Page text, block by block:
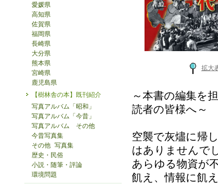
愛媛県
高知県
佐賀県
福岡県
長崎県
大分県
熊本県
宮崎県
鹿児島県
【樹林舎の本】既刊紹介
写真アルバム「昭和」
写真アルバム「今昔」
写真アルバム その他
今昔写真集
その他 写真集
歴史・民俗
小説・随筆・評論
環境問題
拡大
～本書の編集を
読者の皆様へ～
空襲で灰燼に帰
はありませんで
あらゆる物資が
飢え、情報に飢